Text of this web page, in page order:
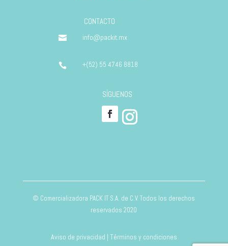
CONTACTO
 info@packit.mx
 +(52) 55 4746 8818
SÍGUENOS
© Comercializadora PACK IT S.A. de C.V. Todos los derechos
reservados 2020
Aviso de privacidad | Términos y condiciones